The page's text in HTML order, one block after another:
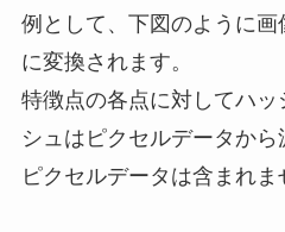
例として、下図のように
に変換されます。
特徴点の各点に対してハッ
シュはピクセルデータから
ピクセルデータは含まれま